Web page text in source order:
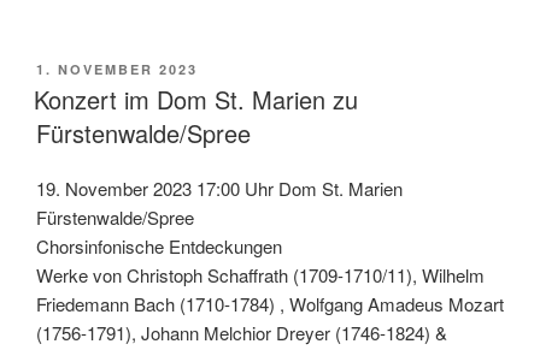
VERÖFFENTLICHT
AM
1. NOVEMBER 2023
Konzert im Dom St. Marien zu
Fürstenwalde/Spree
19. November 2023 17:00 Uhr Dom St. Marien
Fürstenwalde/Spree
Chorsinfonische Entdeckungen
Werke von Christoph Schaffrath (1709-1710/11), Wilhelm
Friedemann Bach (1710-1784) , Wolfgang Amadeus Mozart
(1756-1791), Johann Melchior Dreyer (1746-1824) &